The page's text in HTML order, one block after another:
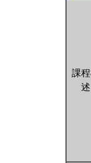
課
述